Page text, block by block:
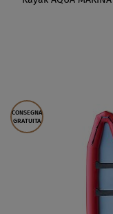
CONSEGNA
GRATUITA